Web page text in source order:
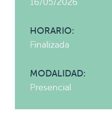
16/05/2026
HORARIO:
Finalizada
MODALIDAD:
Presencial